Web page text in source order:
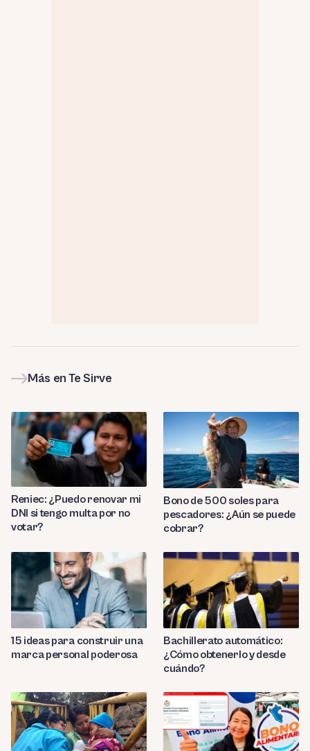
Más en Te Sirve
Reniec: ¿Puedo renovar mi
DNI si tengo multa por no
votar?
Bono de 500 soles para
pescadores: ¿Aún se puede
cobrar?
15 ideas para construir una
marca personal poderosa
Bachillerato automático:
¿Cómo obtenerlo y desde
cuándo?